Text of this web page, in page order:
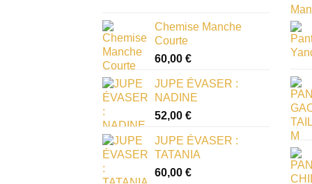
Chemise Manche
Courte
60,00 €
JUPE ÉVASER :
NADINE
52,00 €
JUPE ÉVASER :
TATANIA
60,00 €